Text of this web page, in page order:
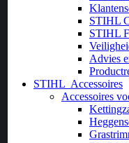
STIHL
STIHL
Advies
STIHL Accessoires
Accessoires